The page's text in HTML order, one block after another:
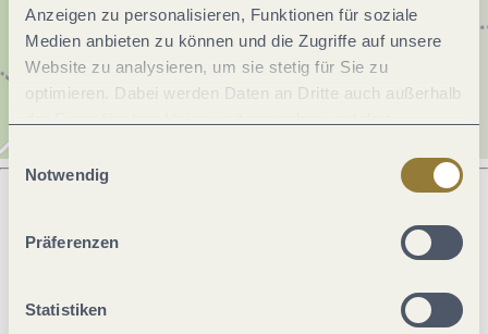
Anzeigen zu personalisieren, Funktionen für soziale
Medien anbieten zu können und die Zugriffe auf unsere
Website zu analysieren, um sie stetig für Sie zu
optimieren. Dabei werden Daten an Dritte auch außerhalb
jederzeit widerrufen werden. Mit der Auswahl "Alle
ablehnen" kann es zu Beeinträchtigungen in der Nutzung
Einwilligungsauswahl
Notwendig
Präferenzen
Statistiken
Was möchtest du als nächstes tun?